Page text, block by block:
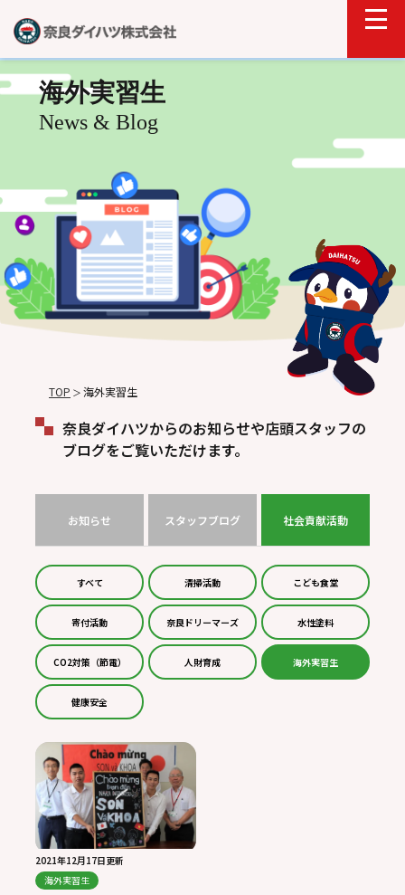
海外実習生
News & Blog
TOP ＞ 海外実習生
奈良ダイハツからのお知らせや店頭スタッフの
ブログをご覧いただけます。
お知らせ スタッフブログ 社会貢献活動
すべて 清掃活動 こども食堂
寄付活動 奈良ドリーマーズ 水性塗料
CO2対策（節電） 人財育成 海外実習生
健康安全
2021年12月17日更新
海外実習生